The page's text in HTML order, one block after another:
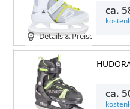
Details & Preise
ca.
ca.